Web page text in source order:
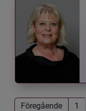
Föregående 1